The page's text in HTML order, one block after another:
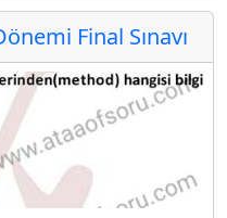
Final Sınavı